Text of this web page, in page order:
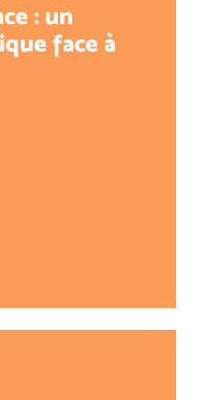
: un
face à